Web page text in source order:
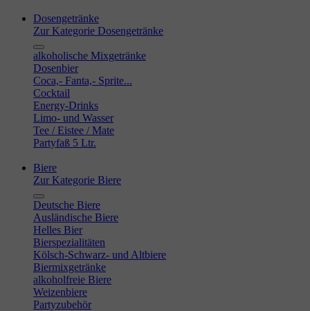
Dosengetränke
Zur Kategorie Dosengetränke
alkoholische Mixgetränke
Dosenbier
Coca,- Fanta,- Sprite...
Cocktail
Energy-Drinks
Limo- und Wasser
Tee / Eistee / Mate
Partyfaß 5 Ltr.
Biere
Zur Kategorie Biere
Deutsche Biere
Ausländische Biere
Helles Bier
Bierspezialitäten
Kölsch-Schwarz- und Altbiere
Biermixgetränke
alkoholfreie Biere
Weizenbiere
Partyzubehör